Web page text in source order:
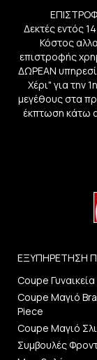
Δεκτές εντός
Κόστος
επιστροφής
ΔΩΡΕΑΝ
Χέρι" για την
μεγέθους στα
έκπτωση κάτω
ΕΞΥΠΗΡΕΤΗΣΗ
Coupe
Coupe Μαγιό
Piece
Coupe Μαγιό
Συμβουλές